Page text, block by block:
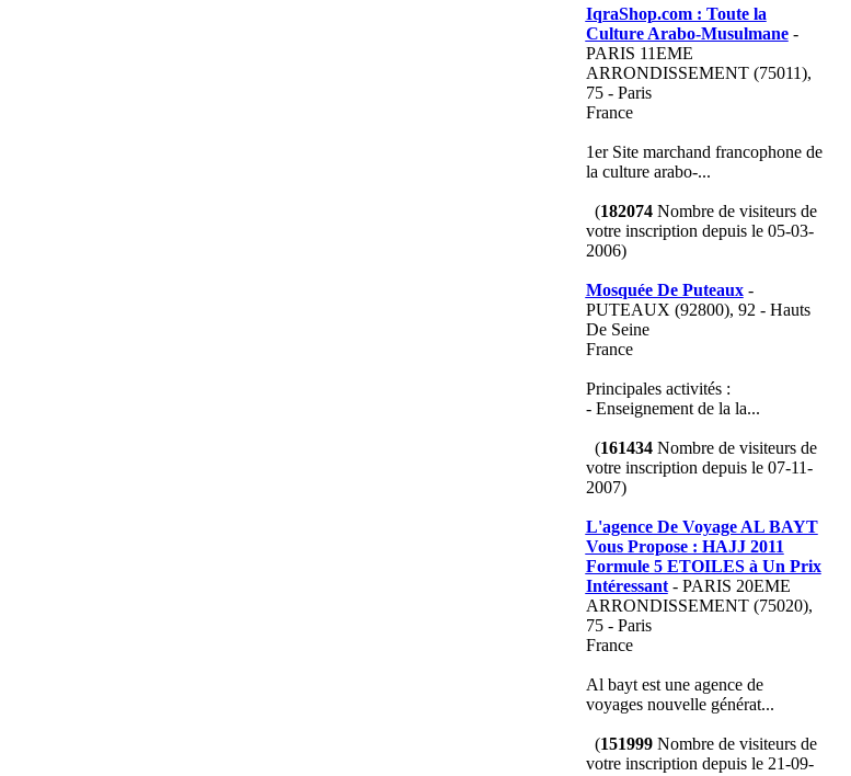
IqraShop.com : Toute la
Culture Arabo-Musulmane-
PARIS 11EME
ARRONDISSEMENT (75011),
75 - Paris
France
1er Site marchand francophone de
la culture arabo-...
(182074Nombre de visiteurs de
votre inscription depuis le 05-03-
2006)
Mosquée De Puteaux-
PUTEAUX (92800), 92 - Hauts
De Seine
France
Principales activités :
- Enseignement de la la...
(161434Nombre de visiteurs de
votre inscription depuis le 07-11-
2007)
L'agence De Voyage AL BAYT
Vous Propose : HAJJ 2011
Formule 5 ETOILES à Un Prix
Intéressant- PARIS 20EME
ARRONDISSEMENT (75020),
75 - Paris
France
Al bayt est une agence de
voyages nouvelle générat...
(151999Nombre de visiteurs de
votre inscription depuis le 21-09-